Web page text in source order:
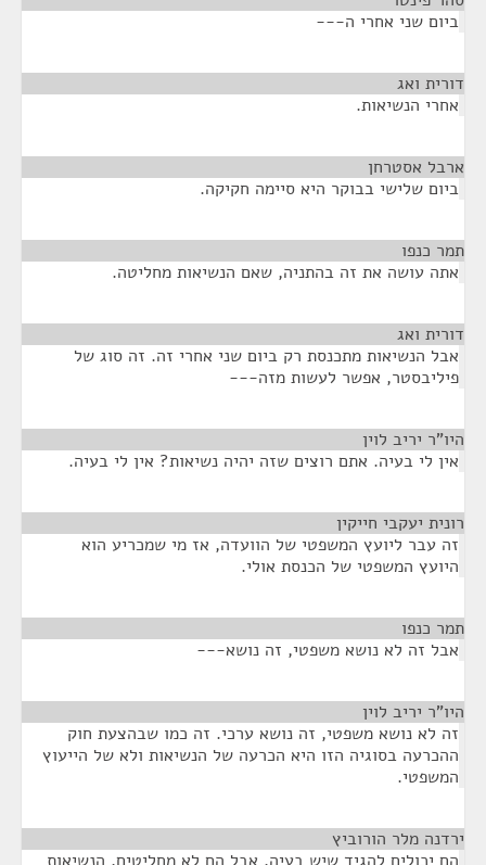
ביום שני אחרי ה---
דורית ואג
אחרי הנשיאות.
ארבל אסטרחן
ביום שלישי בבוקר היא סיימה חקיקה.
תמר כנפו
אתה עושה את זה בהתניה, שאם הנשיאות מחליטה.
דורית ואג
אבל הנשיאות מתכנסת רק ביום שני אחרי זה. זה סוג של
פיליבסטר, אפשר לעשות מזה---
היו"ר יריב לוין
אין לי בעיה. אתם רוצים שזה יהיה נשיאות? אין לי בעיה.
רונית יעקבי חייקין
זה עבר ליועץ המשפטי של הוועדה, אז מי שמכריע הוא
היועץ המשפטי של הכנסת אולי.
תמר כנפו
אבל זה לא נושא משפטי, זה נושא---
היו"ר יריב לוין
זה לא נושא משפטי, זה נושא ערכי. זה כמו שבהצעת חוק
ההכרעה בסוגיה הזו היא הכרעה של הנשיאות ולא של הייעוץ
המשפטי.
ירדנה מלר הורוביץ